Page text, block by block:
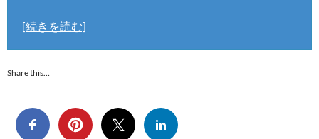
[続きを読む]
Share this…